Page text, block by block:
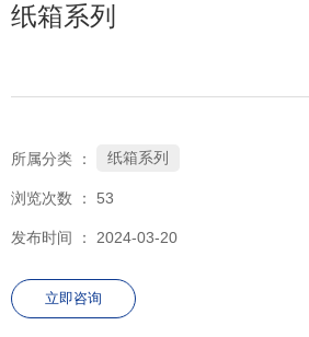
纸箱系列
所属分类 ： 纸箱系列
浏览次数 ： 53
发布时间 ： 2024-03-20
立即咨询